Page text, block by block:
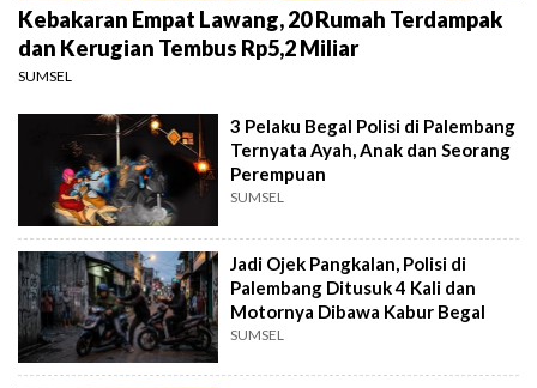
Kebakaran Empat Lawang, 20 Rumah Terdampak
dan Kerugian Tembus Rp5,2 Miliar
SUMSEL
3 Pelaku Begal Polisi di Palembang
Ternyata Ayah, Anak dan Seorang
Perempuan
SUMSEL
Jadi Ojek Pangkalan, Polisi di
Palembang Ditusuk 4 Kali dan
Motornya Dibawa Kabur Begal
SUMSEL